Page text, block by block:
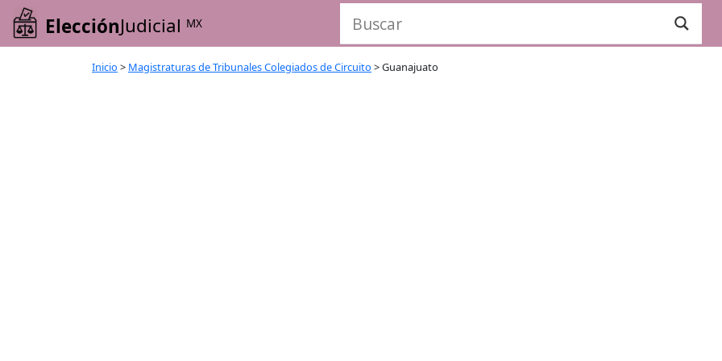
ElecciónJudicial MX
Inicio > Magistraturas de Tribunales Colegiados de Circuito >Guanajuato